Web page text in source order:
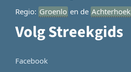
Regio: Groenlo en de Achterhoek
Volg Streekgids
Facebook